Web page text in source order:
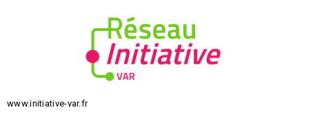
www.initiative-var.fr